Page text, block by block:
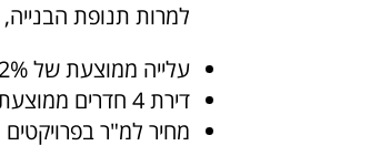
למרות תנופת הבנייה,
עלייה ממוצעת של 12% במחירי הדירות בהשוואה ל-2022
דירת 4 חדרים ממוצעת עולה כ-2.8 מיליון ₪
מחיר למ"ר בפרויקטים חדשים